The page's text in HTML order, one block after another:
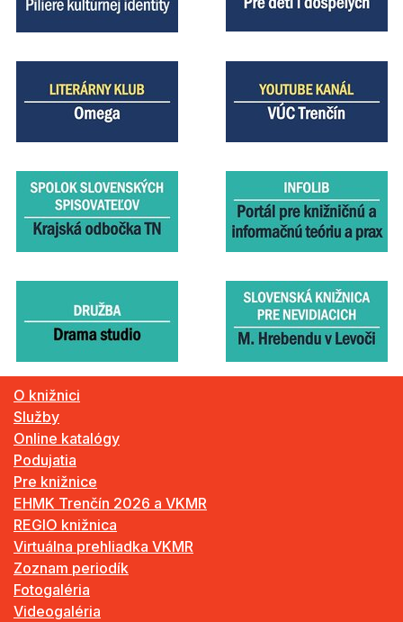
O knižnici
Služby
Online katalógy
Podujatia
Pre knižnice
EHMK Trenčín 2026 a VKMR
REGIO knižnica
Virtuálna prehliadka VKMR
Zoznam periodík
Fotogaléria
Videogaléria